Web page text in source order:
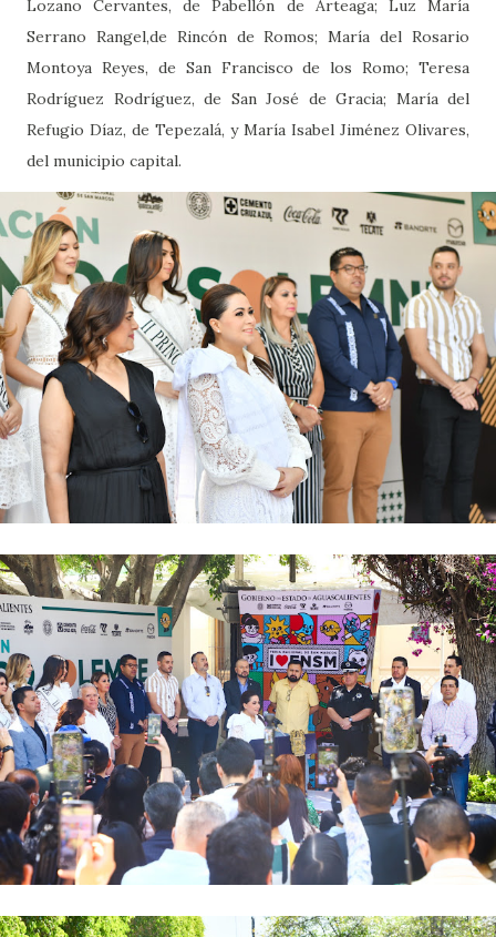
Lozano Cervantes, de Pabellón de Arteaga; Luz María
Serrano Rangel,de Rincón de Romos; María del Rosario
Montoya Reyes, de San Francisco de los Romo; Teresa
Rodríguez Rodríguez, de San José de Gracia; María del
Refugio Díaz, de Tepezalá, y María Isabel Jiménez Olivares,
del municipio capital.